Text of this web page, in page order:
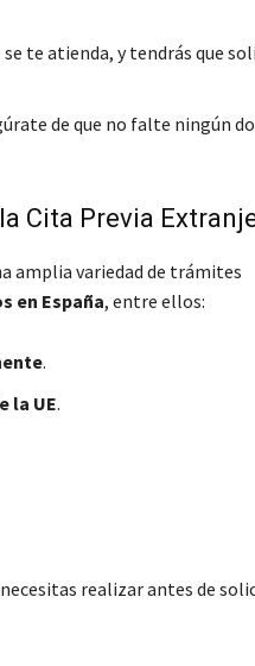
te atienda, y tendrás que
de que no falte ningún
Cita Previa
amplia variedad de trámites
en España, entre ellos:
.
la UE.
realizar antes de